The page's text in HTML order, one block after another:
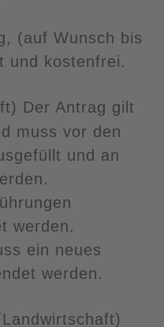
(auf Wunsch bis
und kostenfrei.
Der Antrag gilt
muss vor den
und an
werden.
ein neues
werden.